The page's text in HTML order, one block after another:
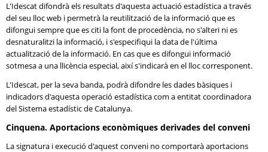
L'Idescat difondrà els resultats d'aquesta actuació estadística a través
del seu lloc web i permetrà la reutilització de la informació que es
difongui sempre que es citi la font de procedència, no s'alteri ni es
desnaturalitzi la informació, i s'especifiqui la data de l'última
actualització de la informació. En cas que es difongui informació
sotmesa a una llicència especial, així s'indicarà en el lloc corresponent.
L'Idescat, per la seva banda, podrà difondre les dades bàsiques i
indicadors d'aquesta operació estadística com a entitat coordinadora
del Sistema estadístic de Catalunya.
Cinquena. Aportacions econòmiques derivades del conveni
La signatura i execució d'aquest conveni no comportarà aportacions